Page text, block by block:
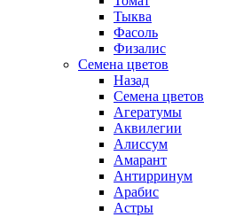
Тыква
Фасоль
Физалис
Семена цветов
Назад
Семена цветов
Агератумы
Аквилегии
Алиссум
Амарант
Антирринум
Арабис
Астры